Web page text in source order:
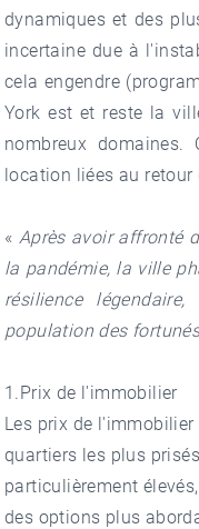
dynamiques et des
incertaine due à
cela engendre
York est et reste la
nombreux
location liées au retour
« Après avoir affronté
la pandémie, la ville
résilience
population des
1.Prix de l'immobilier
Les prix de
quartiers les plus
particulièrement
des options plus